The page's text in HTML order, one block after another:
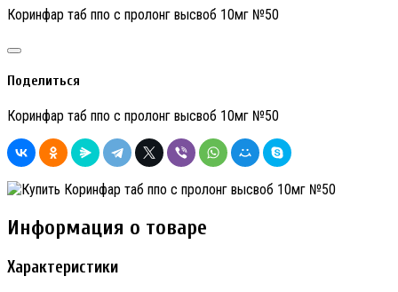
Коринфар таб ппо с пролонг высвоб 10мг №50
Поделиться
Коринфар таб ппо с пролонг высвоб 10мг №50
Информация о товаре
Характеристики